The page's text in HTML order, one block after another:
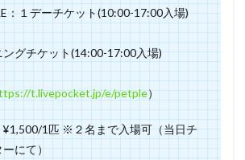
：１デーチケット(10:00-17:00入場)
グチケット(14:00-17:00入場)
t.livepocket.jp/e/petple）
¥1,500/1匹 ※２名まで入場可（当日チ
ーにて）